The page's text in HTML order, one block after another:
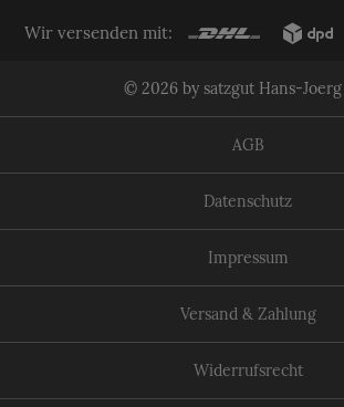
Wir versenden mit:
© 2026 by satzgut Hans-
AGB
Datenschutz
Impressum
Versand & Zahlung
Widerrufsrecht